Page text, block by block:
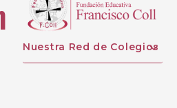
Nuestra Red de Colegios